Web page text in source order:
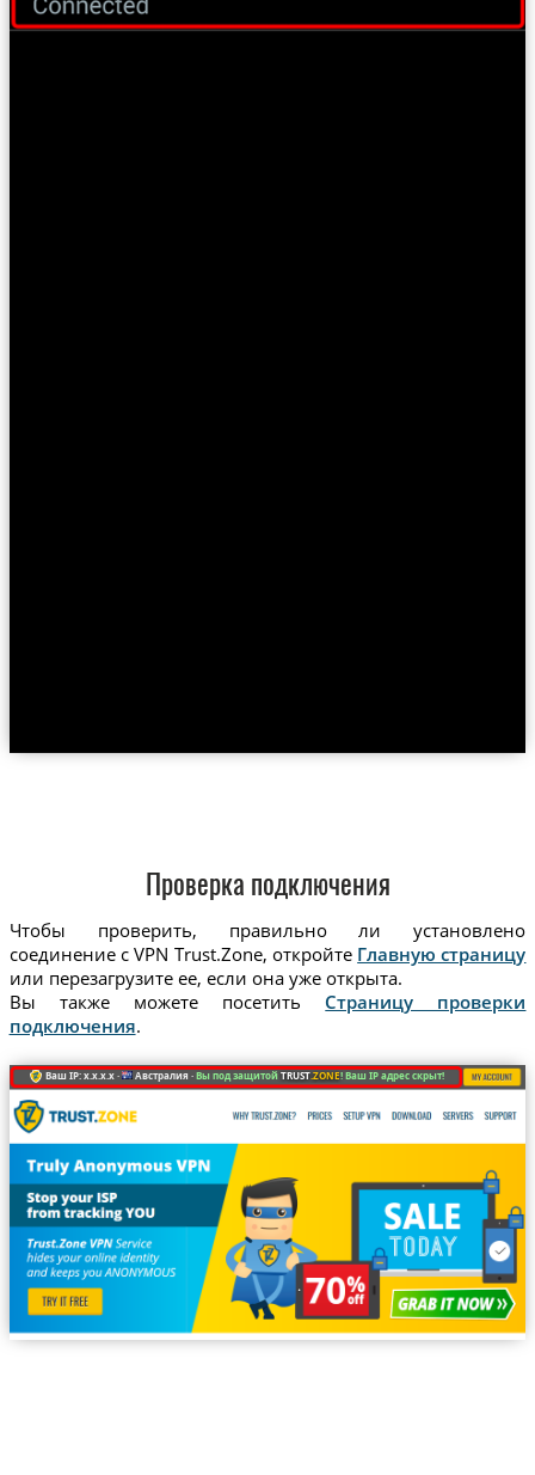
Проверка подключения
Чтобы проверить, правильно ли установлено
соединение с VPN Trust.Zone, откройте Главную страницу
или перезагрузите ее, если она уже открыта.
Вы также можете посетить Страницу проверки
подключения.
Ваш IP: x.x.x.x · Австралия ·Вы под защитойTRUST.ZONE! Ваш IP адрес скрыт!